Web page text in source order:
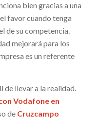
bien gracias a una
favor cuando tenga
de su competencia.
mejorará para los
es un referente
de llevar a la realidad.
Vodafone en
de Cruzcampo